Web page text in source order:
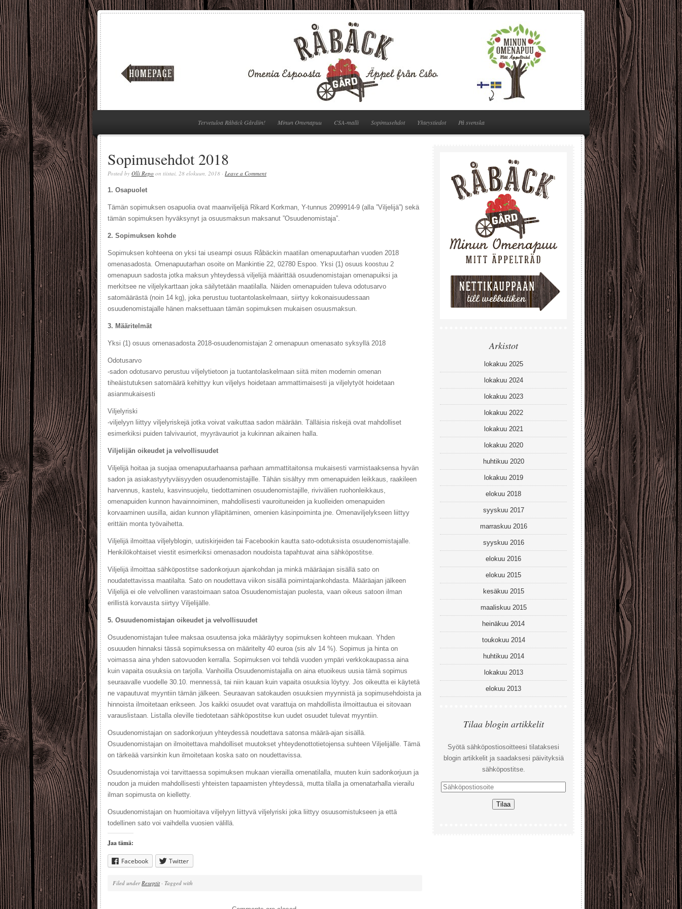
Tervetuloa Råbäck Gårdiin! Minun Omenapuu CSA-malli Sopimusehdot Yhteystiedot På svenska
Sopimusehdot 2018
Posted by Olli Repo on tiistai, 28 elokuun, 2018 · Leave a Comment
1. Osapuolet
Tämän sopimuksen osapuolia ovat maanviljelijä Rikard Korkman, Y-tunnus 2099914-9 (alla ”Viljelijä”) sekä
tämän sopimuksen hyväksynyt ja osuusmaksun maksanut ”Osuudenomistaja”.
2. Sopimuksen kohde
Sopimuksen kohteena on yksi tai useampi osuus Råbäckin maatilan omenapuutarhan vuoden 2018
omenasadosta. Omenapuutarhan osoite on Mankintie 22, 02780 Espoo. Yksi (1) osuus koostuu 2
omenapuun sadosta jotka maksun yhteydessä viljelijä määrittää osuudenomistajan omenapuiksi ja
merkitsee ne viljelykarttaan joka säilytetään maatilalla. Näiden omenapuiden tuleva odotusarvo
satomäärästä (noin 14 kg), joka perustuu tuotantolaskelmaan, siirtyy kokonaisuudessaan
osuudenomistajalle hänen maksettuaan tämän sopimuksen mukaisen osuusmaksun.
3. Määritelmät
Yksi (1) osuus omenasadosta 2018-osuudenomistajan 2 omenapuun omenasato syksyllä 2018
Odotusarvo
-sadon odotusarvo perustuu viljelytietoon ja tuotantolaskelmaan siitä miten modernin omenan
tiheäistutuksen satomäärä kehittyy kun viljelys hoidetaan ammattimaisesti ja viljelytyöt hoidetaan
asianmukaisesti
Viljelyriski
-viljelyyn liittyy viljelyriskejä jotka voivat vaikuttaa sadon määrään. Tälläisia riskejä ovat mahdolliset
esimerkiksi puiden talvivauriot, myyrävauriot ja kukinnan aikainen halla.
Viljelijän oikeudet ja velvollisuudet
Viljelijä hoitaa ja suojaa omenapuutarhaansa parhaan ammattitaitonsa mukaisesti varmistaaksensa hyvän
sadon ja asiakastyytyväisyyden osuudenomistajille. Tähän sisältyy mm omenapuiden leikkaus, raakileen
harvennus, kastelu, kasvinsuojelu, tiedottaminen osuudenomistajille, rivivälien ruohonleikkaus,
omenapuiden kunnon havainnoiminen, mahdollisesti vauroituneiden ja kuolleiden omenapuiden
korvaaminen uusilla, aidan kunnon ylläpitäminen, omenien käsinpoiminta jne. Omenaviljelykseen liittyy
erittäin monta työvaihetta.
Viljelijä ilmoittaa viljelyblogin, uutiskirjeiden tai Facebookin kautta sato-odotuksista osuudenomistajalle.
Henkilökohtaiset viestit esimerkiksi omenasadon noudoista tapahtuvat aina sähköpostitse.
Viljelijä ilmoittaa sähköpostitse sadonkorjuun ajankohdan ja minkä määräajan sisällä sato on
noudatettavissa maatilalta. Sato on noudettava viikon sisällä poimintajankohdasta. Määräajan jälkeen
Viljelijä ei ole velvollinen varastoimaan satoa Osuudenomistajan puolesta, vaan oikeus satoon ilman
erillistä korvausta siirtyy Viljelijälle.
5. Osuudenomistajan oikeudet ja velvollisuudet
Osuudenomistajan tulee maksaa osuutensa joka määräytyy sopimuksen kohteen mukaan. Yhden
osuuuden hinnaksi tässä sopimuksessa on määritelty 40 euroa (sis alv 14 %). Sopimus ja hinta on
voimassa aina yhden satovuoden kerralla. Sopimuksen voi tehdä vuoden ympäri verkkokaupassa aina
kuin vapaita osuuksia on tarjolla. Vanhoilla Osuudenomistajalla on aina etuoikeus uusia tämä sopimus
seuraavalle vuodelle 30.10. mennessä, tai niin kauan kuin vapaita osuuksia löytyy. Jos oikeutta ei käytetä
ne vapautuvat myyntiin tämän jälkeen. Seuraavan satokauden osuuksien myynnistä ja sopimusehdoista ja
hinnoista ilmoitetaan erikseen. Jos kaikki osuudet ovat varattuja on mahdollista ilmoittautua ei sitovaan
varauslistaan. Listalla oleville tiedotetaan sähköpostitse kun uudet osuudet tulevat myyntiin.
Osuudenomistajan on sadonkorjuun yhteydessä noudettava satonsa määrä-ajan sisällä.
Osuudenomistajan on ilmoitettava mahdolliset muutokset yhteydenottotietojensa suhteen Viljelijälle. Tämä
on tärkeää varsinkin kun ilmoitetaan koska sato on noudettavissa.
Osuudenomistaja voi tarvittaessa sopimuksen mukaan vierailla omenatilalla, muuten kuin sadonkorjuun ja
noudon ja muiden mahdollisesti yhteisten tapaamisten yhteydessä, mutta tilalla ja omenatarhalla vierailu
ilman sopimusta on kielletty.
Osuudenomistajan on huomioitava viljelyyn liittyvä viljelyriski joka liittyy osuusomistukseen ja että
todellinen sato voi vaihdella vuosien välillä.
Jaa tämä:
Facebook Twitter
Filed underReseptit · Tagged with
Arkistot
lokakuu 2025
lokakuu 2024
lokakuu 2023
lokakuu 2022
lokakuu 2021
lokakuu 2020
huhtikuu 2020
lokakuu 2019
elokuu 2018
syyskuu 2017
marraskuu 2016
syyskuu 2016
elokuu 2016
elokuu 2015
kesäkuu 2015
maaliskuu 2015
heinäkuu 2014
toukokuu 2014
huhtikuu 2014
lokakuu 2013
elokuu 2013
Tilaa blogin artikkelit
Syötä sähköpostiosoitteesi tilataksesi
blogin artikkelit ja saadaksesi päivityksiä
sähköpostitse.
Sähköpostiosoite